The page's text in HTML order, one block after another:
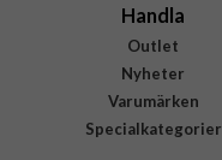
Handla
Outlet
Nyheter
Varumärken
Specialkategorier